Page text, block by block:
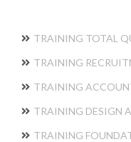
TRAINING TOTAL
TRAINING
TRAINING
TRAINING DESIGN
TRAINING